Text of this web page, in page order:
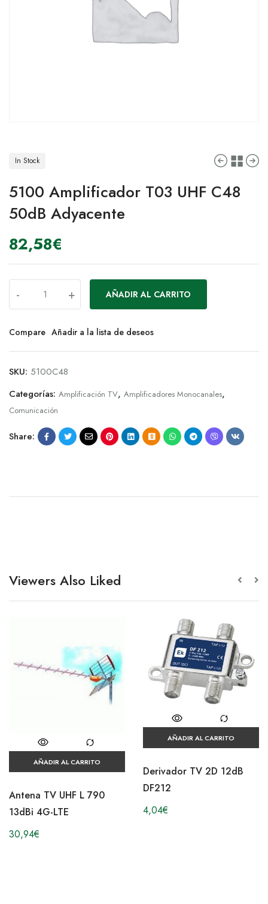
In Stock
5100 Amplificador T03 UHF C48
50dB Adyacente
82,58€
- + AÑADIR AL CARRITO
Compare Añadir a la lista de deseos
SKU: 5100C48
Categorías: Amplificación TV, Amplificadores Monocanales,
Comunicación
Share:
Viewers Also Liked
AÑADIR AL CARRITO
Antena TV UHF L 790
13dBi 4G-LTE
30,94€
AÑADIR AL CARRITO
Derivador TV 2D 12dB
DF212
4,04€